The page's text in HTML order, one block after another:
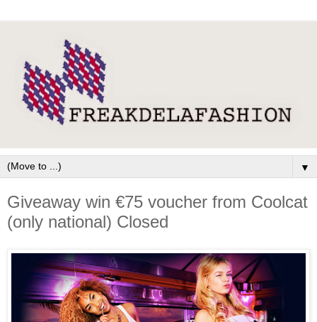
▼
Giveaway win €75 voucher from Coolcat
(only national) Closed